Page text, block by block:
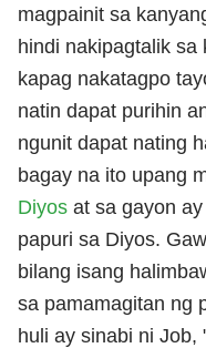
magpainit sa
hindi nakipagtalik sa
kapag nakatagpo
natin dapat purihin
ngunit dapat nating
bagay na ito upang
Diyos at sa gayon
papuri sa Diyos.
bilang isang
sa pamamagitan ng
huli ay sinabi ni Job,